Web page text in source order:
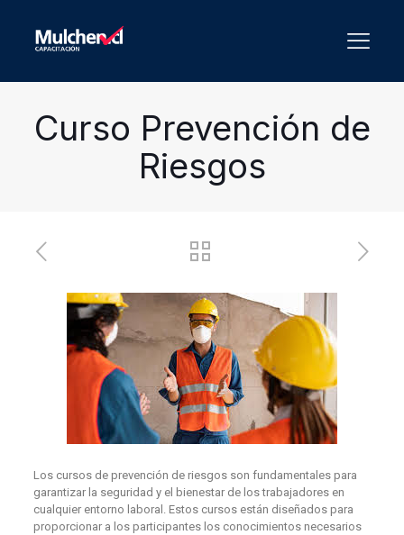
Curso Prevención de
Riesgos
Los cursos de prevención de riesgos son fundamentales para
garantizar la seguridad y el bienestar de los trabajadores en
cualquier entorno laboral. Estos cursos están diseñados para
proporcionar a los participantes los conocimientos necesarios